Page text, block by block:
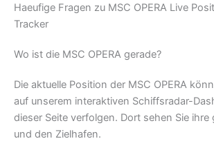
Haeufige Fragen zu MSC OPERA Live
Tracker
Wo ist die MSC OPERA gerade?
Die aktuelle Position der MSC OPERA
auf unserem interaktiven Schiffsradar-
dieser Seite verfolgen. Dort sehen Sie ihre
und den Zielhafen.